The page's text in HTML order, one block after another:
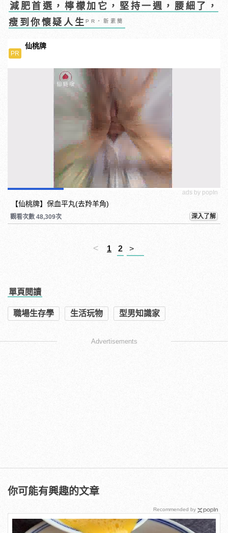
減肥首選，檸檬加它，堅持一週，腰細了，
瘦到你懷疑人生PR・新素簡
PR
仙桃牌
ads by popIn
【仙桃牌】保血平丸(去羚羊角)
觀看次數 48,309次 深入了解
< 1 2 >
單頁閱讀
職場生存學 生活玩物 型男知識家
Advertisements
你可能有興趣的文章
Recommended by